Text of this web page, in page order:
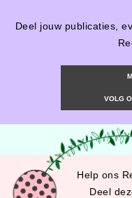
Deel jouw publicaties,
VOLG
Help ons
Deel